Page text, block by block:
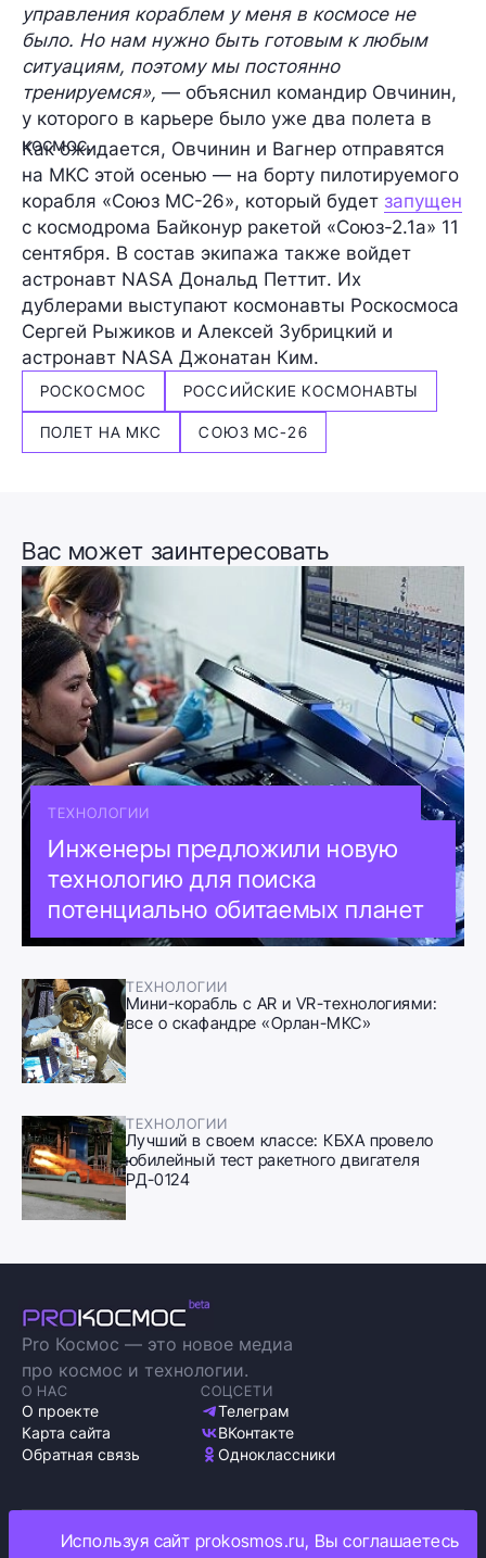
управления кораблем у меня в космосе не
было. Но нам нужно быть готовым к любым
ситуациям, поэтому мы постоянно
тренируемся», — объяснил командир Овчинин,
у которого в карьере было уже два полета в
космос.
Как ожидается, Овчинин и Вагнер отправятся
на МКС этой осенью — на борту пилотируемого
корабля «Союз МС-26», который будет запущен
с космодрома Байконур ракетой «Союз-2.1а» 11
сентября. В состав экипажа также войдет
астронавт NASA Дональд Петтит. Их
дублерами выступают космонавты Роскосмоса
Сергей Рыжиков и Алексей Зубрицкий и
астронавт NASA Джонатан Ким.
РОСКОСМОС РОССИЙСКИЕ КОСМОНАВТЫ
ПОЛЕТ НА МКС СОЮЗ МС-26
Вас может заинтересовать
ТЕХНОЛОГИИ
Инженеры предложили новую
технологию для поиска
потенциально обитаемых планет
ТЕХНОЛОГИИ
Мини-корабль с AR и VR-технологиями:
все о скафандре «Орлан-МКС»
ТЕХНОЛОГИИ
Лучший в своем классе: КБХА провело
юбилейный тест ракетного двигателя
РД-0124
Pro Космос — это новое медиа
про космос и технологии.
О НАС
О проекте
Карта сайта
Обратная связь
СОЦСЕТИ
Телеграм
ВКонтакте
Одноклассники
Используя сайт prokosmos.ru, Вы соглашаетесь